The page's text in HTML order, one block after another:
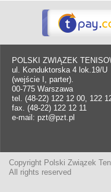
POLSKI ZWIĄZEK
ul. Konduktorska 4 lok.19/U
(wejście I, parter).
00-775 Warszawa
tel. (48-22) 122 12 00, 122
fax. (48-22) 122 12 11
e-mail: pzt@pzt.pl
Copyright Polski Związek
All rights reserved